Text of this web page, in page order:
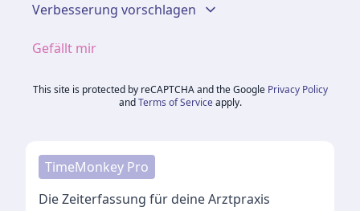
Verbesserung vorschlagen
Gefällt mir
This site is protected by reCAPTCHA and the Google Privacy Policy
and Terms of Service apply.
TimeMonkey Pro
Die Zeiterfassung für deine Arztpraxis